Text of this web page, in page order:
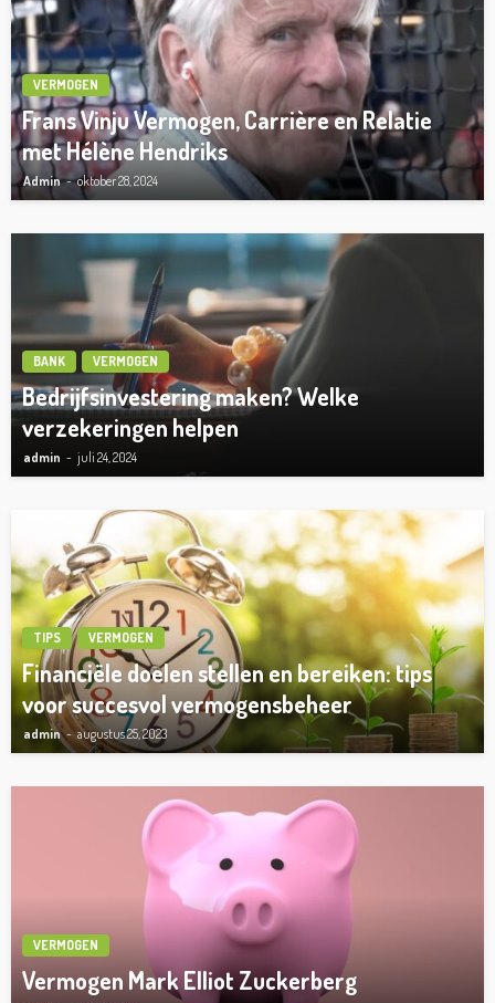
VERMOGEN
Frans Vinju Vermogen, Carrière en Relatie
met Hélène Hendriks
Admin oktober 28, 2024
BANK VERMOGEN
Bedrijfsinvestering maken? Welke
verzekeringen helpen
admin juli 24, 2024
TIPS VERMOGEN
Financiële doelen stellen en bereiken: tips
voor succesvol vermogensbeheer
admin augustus 25, 2023
VERMOGEN
Vermogen Mark Elliot Zuckerberg